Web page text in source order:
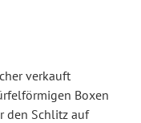
verkauft
Boxen
den Schlitz auf